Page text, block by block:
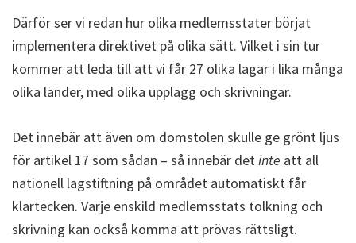
Därför ser vi redan hur olika medlemsstater börjat
implementera direktivet på olika sätt. Vilket i sin tur
kommer att leda till att vi får 27 olika lagar i lika många
olika länder, med olika upplägg och skrivningar.
Det innebär att även om domstolen skulle ge grönt ljus
för artikel 17 som sådan – så innebär detinte att all
nationell lagstiftning på området automatiskt får
klartecken. Varje enskild medlemsstats tolkning och
skrivning kan också komma att prövas rättsligt.